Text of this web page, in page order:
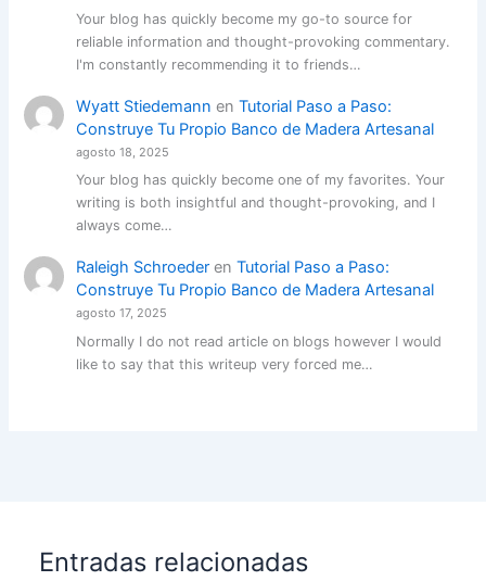
Your blog has quickly become my go-to source for
reliable information and thought-provoking commentary.
I'm constantly recommending it to friends…
Wyatt Stiedemann en Tutorial Paso a Paso:
Construye Tu Propio Banco de Madera Artesanal
agosto 18, 2025
Your blog has quickly become one of my favorites. Your
writing is both insightful and thought-provoking, and I
always come…
Raleigh Schroederen Tutorial Paso a Paso:
Construye Tu Propio Banco de Madera Artesanal
agosto 17, 2025
Normally I do not read article on blogs however I would
like to say that this writeup very forced me…
Entradas relacionadas